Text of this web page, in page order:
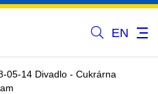
EN
05-14 Divadlo - Cukrárna